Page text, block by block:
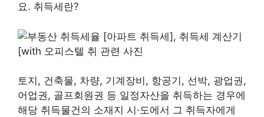
요. 취득세란?
토지, 건축물, 차량, 기계장비, 항공기, 선박, 광업권,
어업권, 골프회원권 등 일정자산을 취득하는 경우에
해당 취득물건의 소재지 시·도에서 그 취득자에게